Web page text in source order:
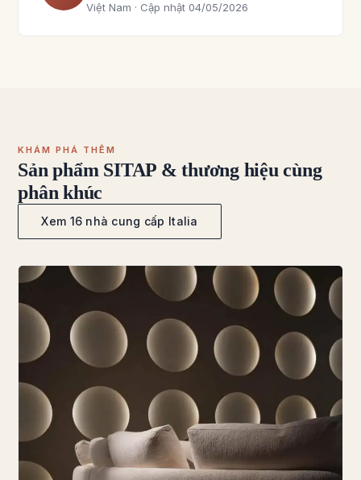
Việt Nam · Cập nhật 04/05/2026
KHÁM PHÁ THÊM
Sản phẩm SITAP & thương hiệu cùng
phân khúc
Xem 16 nhà cung cấp Italia